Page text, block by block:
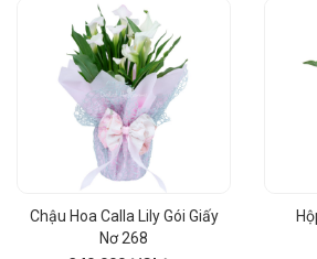
Chậu Hoa Calla Lily Gói Giấy
Nơ 268